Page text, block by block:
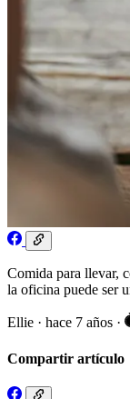
Comida para llevar,
la oficina puede ser
Ellie · hace 7 años ·
Compartir artículo